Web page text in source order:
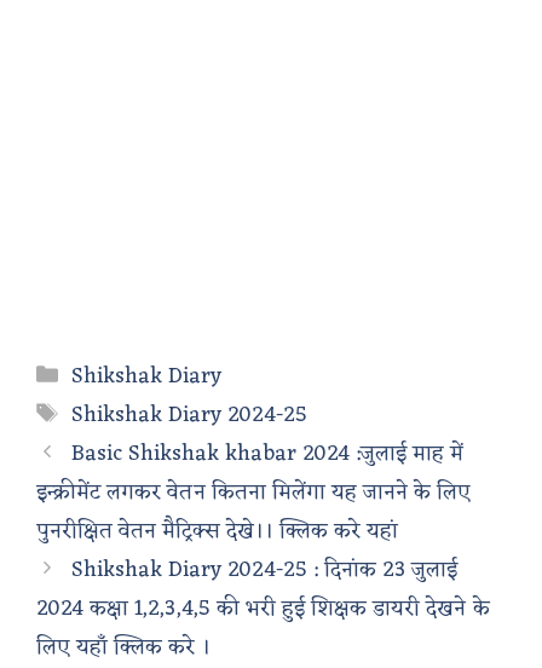
Categories
Shikshak Diary
Tags
Shikshak Diary 2024-25
Basic Shikshak khabar 2024 :जुलाई माह में
इन्क्रीमेंट लगकर वेतन कितना मिलेंगा यह जानने के लिए
पुनरीक्षित वेतन मैट्रिक्स देखे।। क्लिक करे यहां
Shikshak Diary 2024-25 : दिनांक 23 जुलाई
2024 कक्षा 1,2,3,4,5 की भरी हुई शिक्षक डायरी देखने के
लिए यहाँ क्लिक करे ।